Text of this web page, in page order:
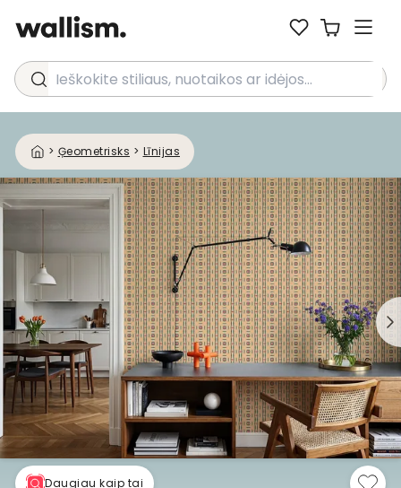
Ieškokite stiliaus, nuotaikos ar idėjos...
> Ģeometrisks > Līnijas
Daugiau kaip tai